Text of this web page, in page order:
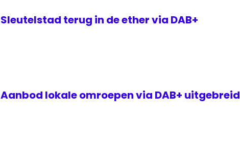
Sleutelstad terug in de ether via DAB+
Aanbod lokale omroepen via DAB+ uitgebreid